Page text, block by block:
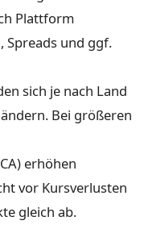
Plattform
Spreads und ggf.
sich je nach Land
Bei größeren
erhöhen
vor Kursverlusten
gleich ab.